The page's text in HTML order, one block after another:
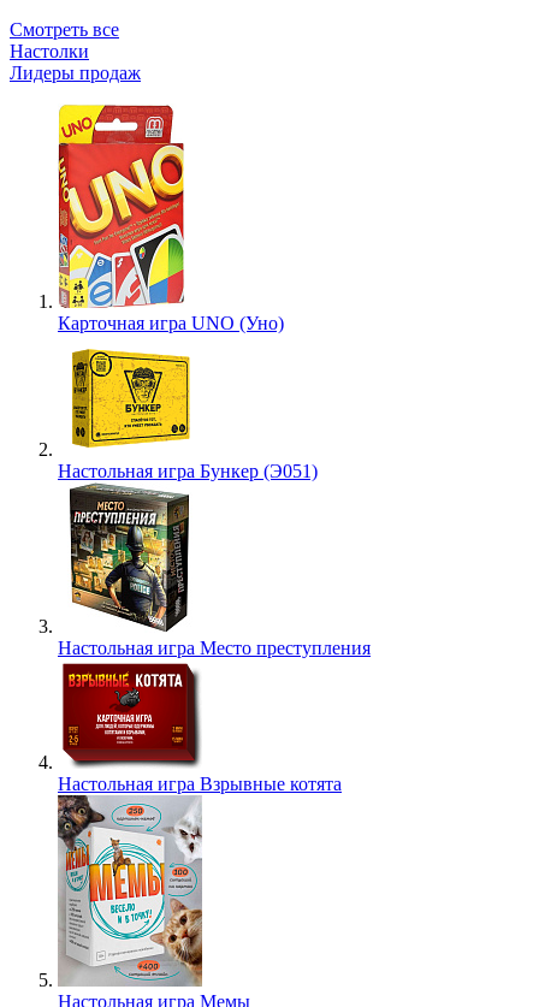
Смотреть все
Настолки
Лидеры продаж
Карточная игра UNO (Уно)
Настольная игра Бункер (Э051)
Настольная игра Место преступления
Настольная игра Взрывные котята
Настольная игра Мемы